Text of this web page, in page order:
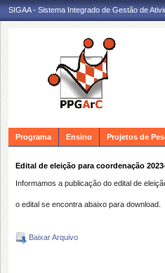
SIGAA - Sistema Integrado de Gestão de
Programa Ensino Projetos de
Edital de eleição para coordenação
Informamos a publicação do edital de
o edital se encontra abaixo para download.
Baixar Arquivo